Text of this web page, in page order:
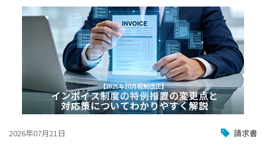
2026年07月21日 請求書